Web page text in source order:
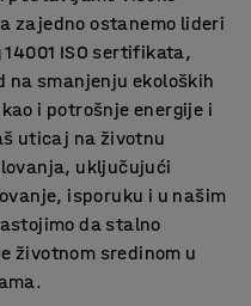
zajedno ostanemo lideri
ISO sertifikata,
na smanjenju ekoloških
i potrošnje energije i
uticaj na životnu
uključujući
isporuku i u našim
da stalno
životnom sredinom u